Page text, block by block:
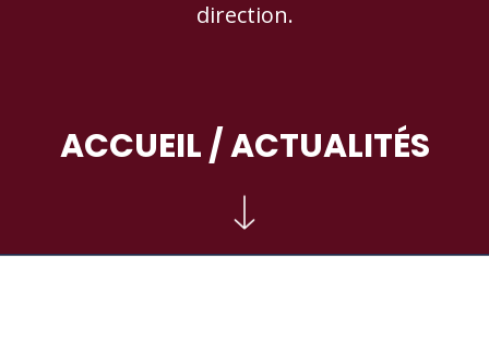
direction.
ACCUEIL/ ACTUALITÉS